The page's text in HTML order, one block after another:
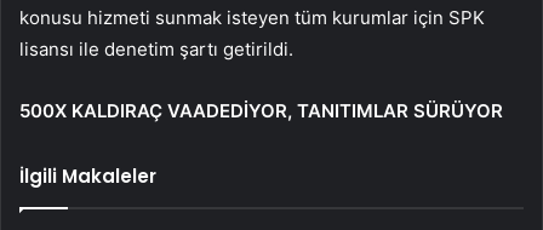
konusu hizmeti sunmak isteyen tüm kurumlar için SPK
lisansı ile denetim şartı getirildi.
500X KALDIRAÇ VAADEDİYOR, TANITIMLAR SÜRÜYOR
İlgili Makaleler